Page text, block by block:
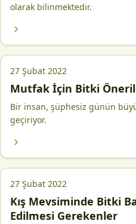
olarak bilinmektedir.
27 Şubat 2022
Mutfak İçin Bitki
Bir insan, şüphesiz günün
geçiriyor.
27 Şubat 2022
Kış Mevsiminde Bitki
Edilmesi Gerekenler